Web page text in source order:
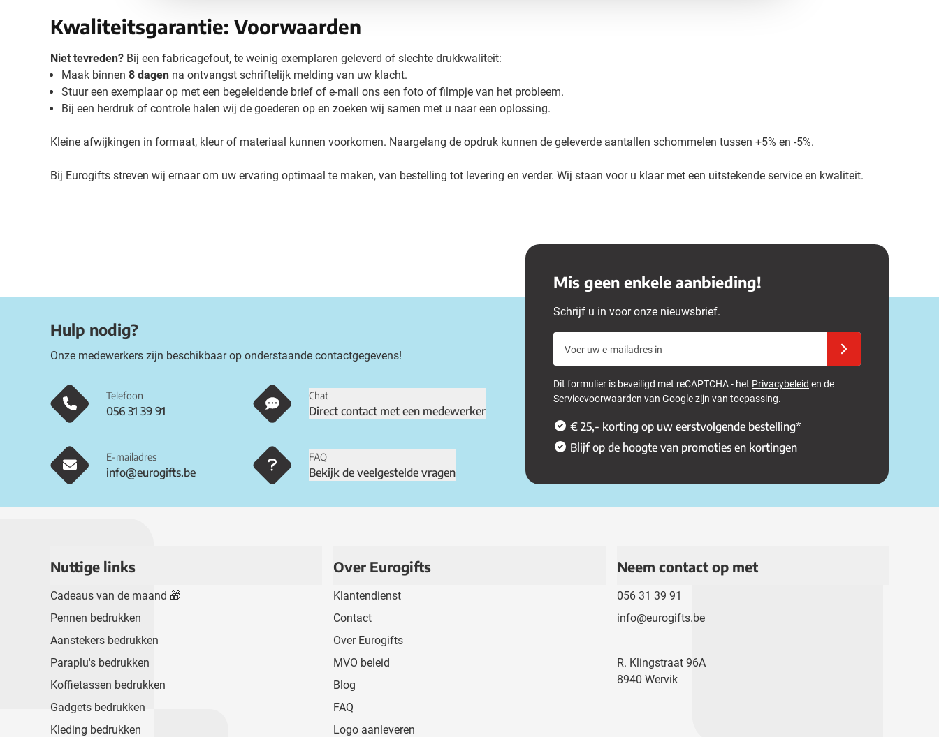
Kwaliteitsgarantie: Voorwaarden
Niet tevreden? Bij een fabricagefout, te weinig exemplaren geleverd of slechte drukkwaliteit:
Maak binnen 8 dagen na ontvangst schriftelijk melding van uw klacht.
Stuur een exemplaar op met een begeleidende brief of e-mail ons een foto of filmpje van het probleem.
Bij een herdruk of controle halen wij de goederen op en zoeken wij samen met u naar een oplossing.
Kleine afwijkingen in formaat, kleur of materiaal kunnen voorkomen. Naargelang de opdruk kunnen de geleverde aantallen schommelen tussen +5% en -5%.
Bij Eurogifts streven wij ernaar om uw ervaring optimaal te maken, van bestelling tot levering en verder. Wij staan voor u klaar met een uitstekende service en kwaliteit.
Hulp nodig?
Onze medewerkers zijn beschikbaar op onderstaande contactgegevens!
Telefoon
056 31 39 91
Chat
Direct contact met een medewerker
E-mailadres
info@eurogifts.be
FAQ
Bekijk de veelgestelde vragen
Mis geen enkele aanbieding!
Schrijf u in voor onze nieuwsbrief.
Dit formulier is beveiligd met reCAPTCHA - het Privacybeleid en de
Servicevoorwaarden van Googlezijn van toepassing.
€ 25,- korting op uw eerstvolgende bestelling*
Blijf op de hoogte van promoties en kortingen
Nuttige links
Cadeaus van de maand 🎁
Pennen bedrukken
Aanstekers bedrukken
Paraplu's bedrukken
Koffietassen bedrukken
Gadgets bedrukken
Kleding bedrukken
Over Eurogifts
Klantendienst
Contact
Over Eurogifts
MVO beleid
Blog
FAQ
Logo aanleveren
Neem contact op met
056 31 39 91
info@eurogifts.be
R. Klingstraat 96A
8940 Wervik